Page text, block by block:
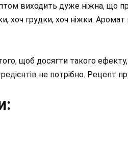
виходить дуже ніжна, що
хоч грудки, хоч ніжки.
щоб досягти такого
не потрібно. Рецепт